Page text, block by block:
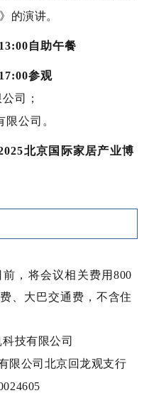
的演讲。
自助午餐
参观
司；
公司。
北京国际家居产业博
，将会议相关费用800
、大巴交通费，不含住
技有限公司
限公司北京回龙观支行